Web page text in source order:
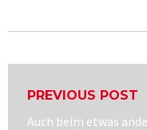
PREVIOUS POST
Previous
Auch beim etwas